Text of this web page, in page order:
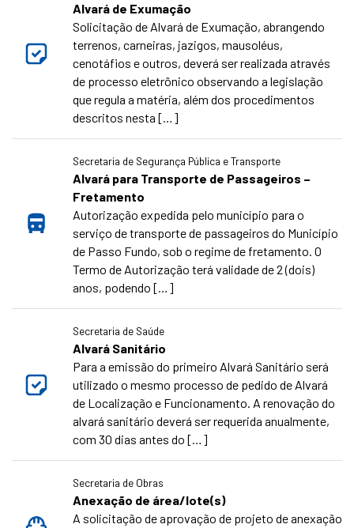
Alvará de Exumação
Solicitação de Alvará de Exumação, abrangendo
terrenos, carneiras, jazigos, mausoléus,
cenotáfios e outros, deverá ser realizada através
de processo eletrônico observando a legislação
que regula a matéria, além dos procedimentos
descritos nesta […]
Secretaria de Segurança Pública e Transporte
Alvará para Transporte de Passageiros –
Fretamento
Autorização expedida pelo município para o
serviço de transporte de passageiros do Município
de Passo Fundo, sob o regime de fretamento. O
Termo de Autorização terá validade de 2 (dois)
anos, podendo […]
Secretaria de Saúde
Alvará Sanitário
Para a emissão do primeiro Alvará Sanitário será
utilizado o mesmo processo de pedido de Alvará
de Localização e Funcionamento. A renovação do
alvará sanitário deverá ser requerida anualmente,
com 30 dias antes do […]
Secretaria de Obras
Anexação de área/lote(s)
A solicitação de aprovação de projeto de anexação